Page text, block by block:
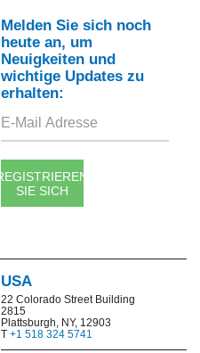
Melden Sie sich noch
heute an, um
Neuigkeiten und
wichtige Updates zu
erhalten:
REGISTRIEREN
SIE SICH
USA
22 Colorado Street Building
2815
Plattsburgh, NY, 12903
T +1 518 324 5741